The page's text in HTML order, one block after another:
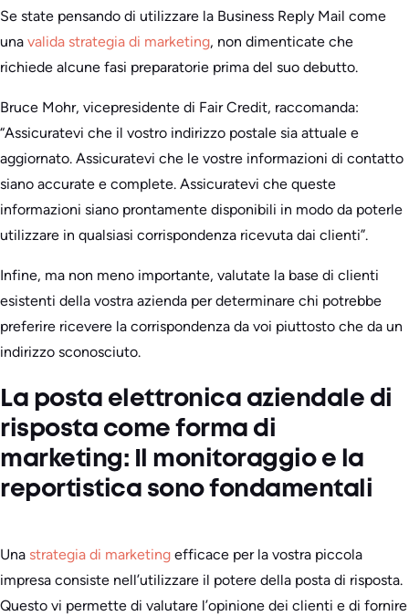
Se state pensando di utilizzare la Business Reply Mail come
una valida strategia di marketing, non dimenticate che
richiede alcune fasi preparatorie prima del suo debutto.
Bruce Mohr, vicepresidente di Fair Credit, raccomanda:
“Assicuratevi che il vostro indirizzo postale sia attuale e
aggiornato. Assicuratevi che le vostre informazioni di contatto
siano accurate e complete. Assicuratevi che queste
informazioni siano prontamente disponibili in modo da poterle
utilizzare in qualsiasi corrispondenza ricevuta dai clienti”.
Infine, ma non meno importante, valutate la base di clienti
esistenti della vostra azienda per determinare chi potrebbe
preferire ricevere la corrispondenza da voi piuttosto che da un
indirizzo sconosciuto.
La posta elettronica aziendale di
risposta come forma di
marketing: Il monitoraggio e la
reportistica sono fondamentali
Una strategia di marketing efficace per la vostra piccola
impresa consiste nell’utilizzare il potere della posta di risposta.
Questo vi permette di valutare l’opinione dei clienti e di fornire